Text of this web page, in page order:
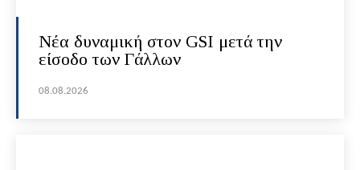
Νέα δυναμική στον GSI μετά την
είσοδο των Γάλλων
08.08.2026